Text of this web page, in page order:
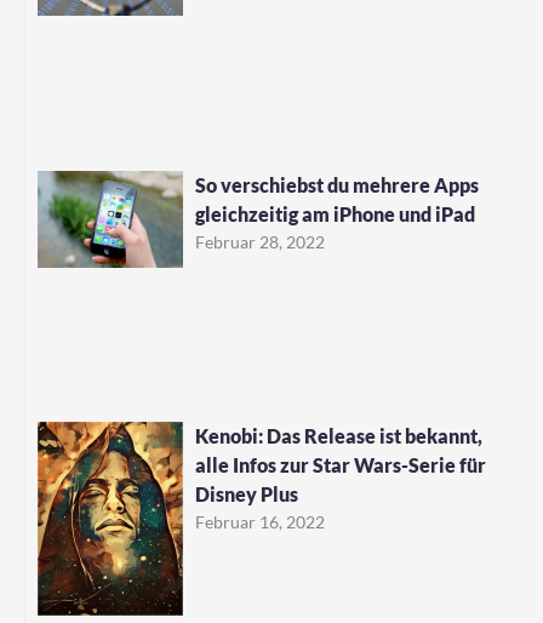
So verschiebst du mehrere Apps
gleichzeitig am iPhone und iPad
Februar 28, 2022
Kenobi: Das Release ist bekannt,
alle Infos zur Star Wars-Serie für
Disney Plus
Februar 16, 2022